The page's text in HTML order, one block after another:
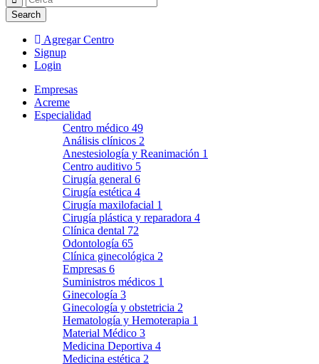
Agregar Centro
Signup
Login
Empresas
Acreme
Especialidad
Centro médico 49
Análisis clínicos 2
Anestesiología y Reanimación 1
Centro auditivo 5
Cirugía general 6
Cirugía estética 4
Cirugía maxilofacial 1
Cirugía plástica y reparadora 4
Clínica dental 72
Odontología 65
Clínica ginecológica 2
Empresas 6
Suministros médicos 1
Ginecología 3
Ginecología y obstetricia 2
Hematología y Hemoterapia 1
Material Médico 3
Medicina Deportiva 4
Medicina estética 2